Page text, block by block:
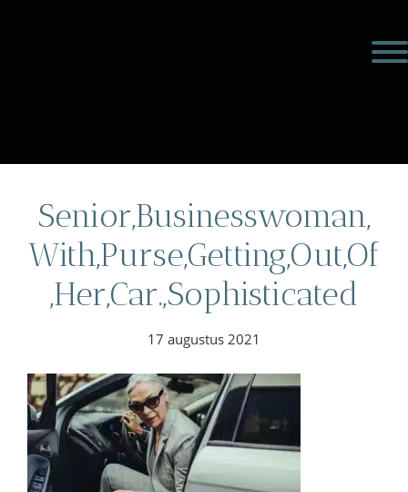
Senior,Businesswoman,
With,Purse,Getting,Out,Of
,Her,Car.,Sophisticated
17 augustus 2021